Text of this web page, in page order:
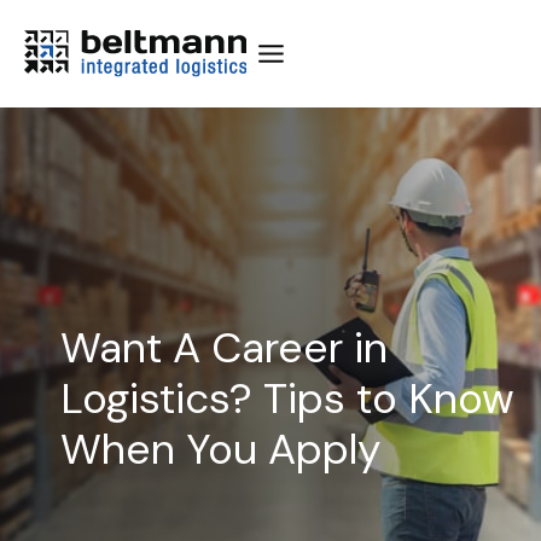
content
Want A Career in
Logistics? Tips to Know
When You Apply